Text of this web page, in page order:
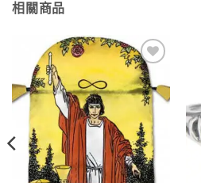
相關商品
Add to
wishlist